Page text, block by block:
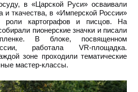
в «Царской Руси» осваивали
и ткачества, в «Имперской России»
роли картографов и писцов. На
пионерские значки и писали
В блоке, посвященном
работала VR-площадка.
зоне проходили тематические
мастер-классы.